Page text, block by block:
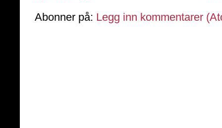
Abonner på: Legg inn kommentarer